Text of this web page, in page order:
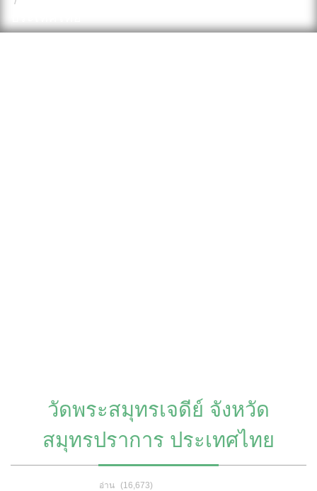
วัดพระสมุทรเจดีย์ จังหวัด
สมุทรปราการ ประเทศไทย
อ่าน
(16,673)